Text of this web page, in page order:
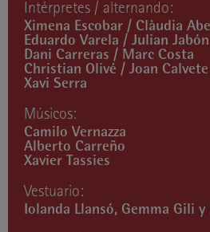
Intérpretes / alternando:
Ximena Escobar / Clàudia
Eduardo Varela / Julian Jabón
Dani Carreras / Marc Costa
Christian Olivé / Joan Calvete
Xavi Serra
Músicos:
Camilo Vernazza
Alberto Carreño
Xavier Tassies
Vestuario:
Iolanda Llansó, Gemma Gili